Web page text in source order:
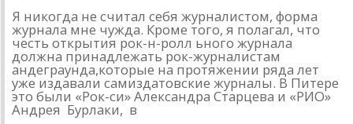
Я никогда не считал себя журналистом, форма
журнала мне чужда. Кроме того, я пола­гал, что
честь открытия рок-н-ролл ьного журнала
должна принадлежать рок-журналис­там
андеграунда,которые на протяжении ряда лет
уже из­давали самиздатовские жур­налы. В Питере
это были «Рок-си» Александра Старцева и «РИО»
Андрея Бурлаки, в